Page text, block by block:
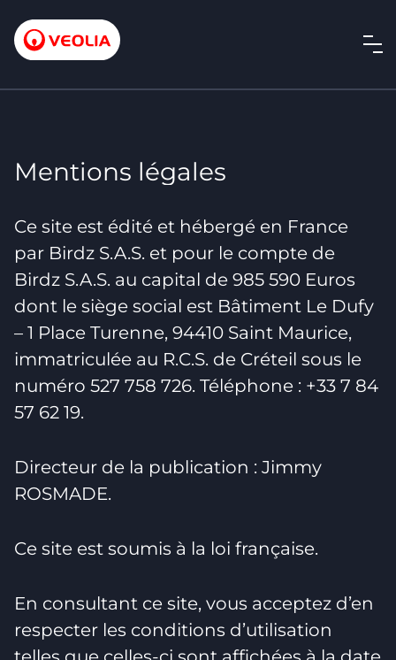
Mentions légales
Ce site est édité et hébergé en France
par Birdz S.A.S. et pour le compte de
Birdz S.A.S. au capital de 985 590 Euros
dont le siège social est Bâtiment Le Dufy
– 1 Place Turenne, 94410 Saint Maurice,
immatriculée au R.C.S. de Créteil sous le
numéro 527 758 726. Téléphone : +33 7 84
57 62 19.
Directeur de la publication : Jimmy
ROSMADE.
Ce site est soumis à la loi française.
En consultant ce site, vous acceptez d’en
respecter les conditions d’utilisation